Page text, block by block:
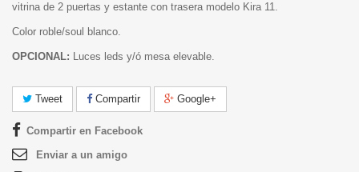
vitrina de 2 puertas y estante con trasera modelo Kira 11.
Color roble/soul blanco.
OPCIONAL: Luces leds y/ó mesa elevable.
Tweet Compartir Google+
Compartir en Facebook
Enviar a un amigo